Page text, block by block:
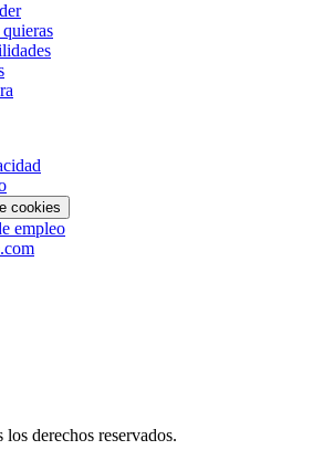
cookies
empleo
los derechos reservados.